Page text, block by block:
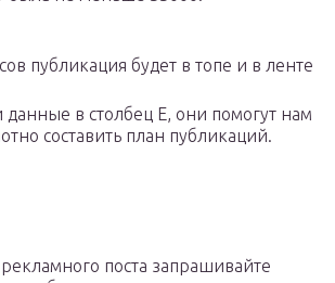
публикация будет в топе и в ленте
данные в столбец E, они помогут нам
составить план публикаций.
поста запрашивайте